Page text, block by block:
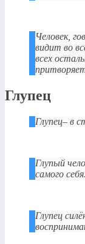
Человек,
видит во
всех
Глупец
Глупец– в
Глупый
самого себя.
Глупец